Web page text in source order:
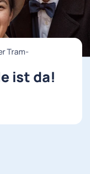
Tram-
ist da!